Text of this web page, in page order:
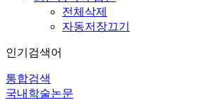
전체삭제
자동저장끄기
인기검색어
통합검색
국내학술논문